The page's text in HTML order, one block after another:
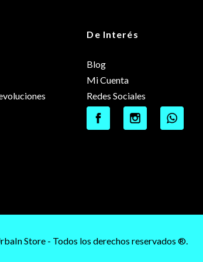
De Interés
Blog
Mi Cuenta
Redes Sociales
Store - Todos los derechos reservados ®.